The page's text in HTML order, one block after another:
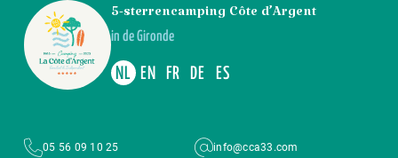
5-sterrencamping Côte d’Argent
in de Gironde
NL EN FR DE ES
05 56 09 10 25
info@cca33.com